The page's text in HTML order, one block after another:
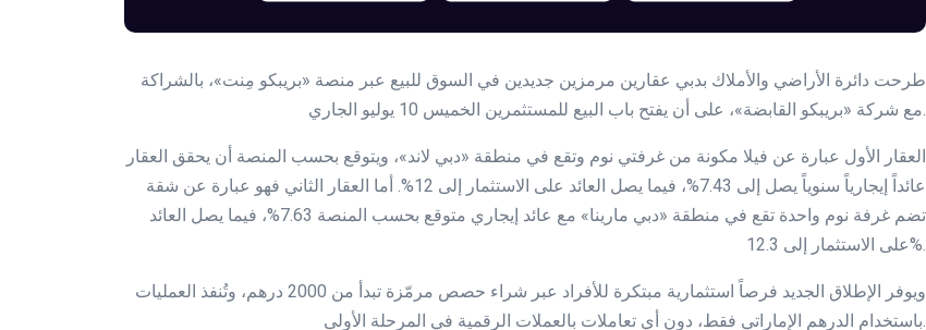
طرحت دائرة الأراضي والأملاك بدبي عقارين مرمزين جديدين في السوق للبيع عبر منصة «بريبكو مِنت»، بالشراكة
العقار الأول عبارة عن فيلا مكونة من غرفتي نوم وتقع في منطقة «دبي لاند»، ويتوقع بحسب المنصة أن يحقق العقار
عائداً إيجارياً سنوياً يصل إلى 7.43%، فيما يصل العائد على الاستثمار إلى 12%. أما العقار الثاني فهو عبارة عن شقة
تضم غرفة نوم واحدة تقع في منطقة «دبي مارينا» مع عائد إيجاري متوقع بحسب المنصة 7.63%، فيما يصل العائد
على الاستثمار إلى 12.3%.
ويوفر الإطلاق الجديد فرصاً استثمارية مبتكرة للأفراد عبر شراء حصص مرمّزة تبدأ من 2000 درهم، وتُنفذ العمليات